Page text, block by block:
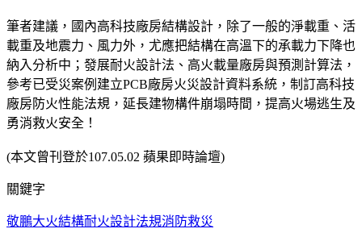
筆者建議，國內高科技廠房結構設計，除了一般的淨載重、活
載重及地震力、風力外，尤應把結構在高溫下的承載力下降也
納入分析中；發展耐火設計法、高火載量廠房與預測計算法，
參考已受災案例建立PCB廠房火災設計資料系統，制訂高科技
廠房防火性能法規，延長建物構件崩塌時間，提高火場逃生及
勇消救火安全！
(本文曾刊登於107.05.02 蘋果即時論壇)
關鍵字
敬鵬大火結構耐火設計法規消防救災